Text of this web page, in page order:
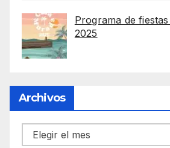
Programa de
2025
Archivos
Archivos